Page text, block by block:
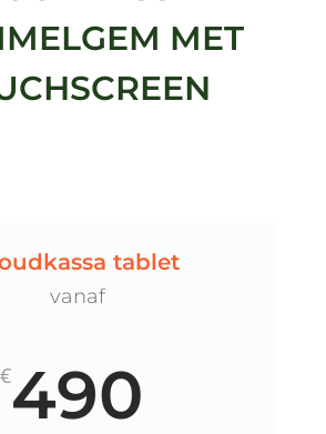
MET
tablet
vanaf
€490